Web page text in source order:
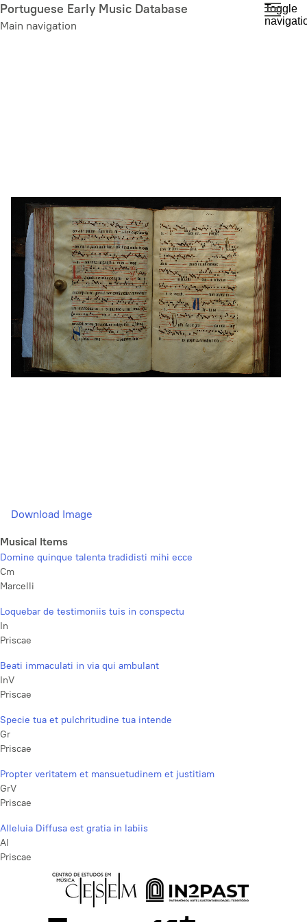
Skip
to
Portuguese Early Music Database
Main navigation
Toggle
Download Image
Musical Items
Domine quinque talenta tradidisti mihi ecce
Cm
Marcelli
Loquebar de testimoniis tuis in conspectu
In
Priscae
Beati immaculati in via qui ambulant
InV
Priscae
Specie tua et pulchritudine tua intende
Gr
Priscae
Propter veritatem et mansuetudinem et justitiam
GrV
Priscae
Alleluia Diffusa est gratia in labiis
Al
Priscae